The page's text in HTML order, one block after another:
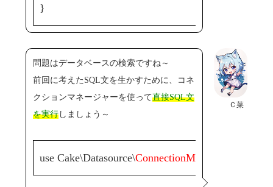
}
Ｃ菜
問題はデータベースの検索ですね～
前回に考えたSQL文を生かすために、コネ
クションマネージャーを使って直接SQL文
を実行 しましょう～
use Cake\Datasource\ConnectionManager